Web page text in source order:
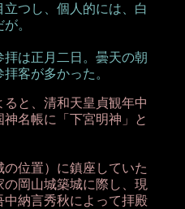
つし、個人的には、白
。
は正月二日。曇天の朝
客が多かった。
と、清和天皇貞観年中
名帳に「下宮明神」と
位置）に鎮座していた
岡山城築城に際し、現
納言秀秋によって拝殿